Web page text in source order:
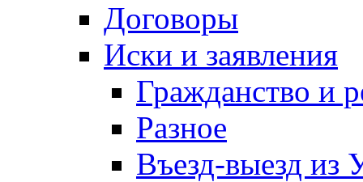
Договоры
Иски и заявления
Гражданство и
Разное
Въезд-выезд из